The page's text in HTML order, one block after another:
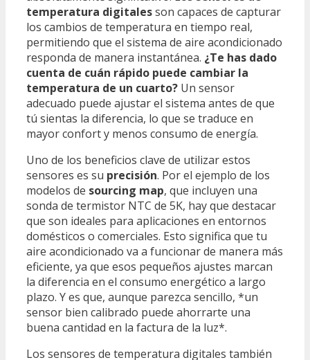
temperatura digitalesson capaces de capturar
los cambios de temperatura en tiempo real,
permitiendo que el sistema de aire acondicionado
responda de manera instantánea. ¿Te has dado
cuenta de cuán rápido puede cambiar la
temperatura de un cuarto? Un sensor
adecuado puede ajustar el sistema antes de que
tú sientas la diferencia, lo que se traduce en
mayor confort y menos consumo de energía.
Uno de los beneficios clave de utilizar estos
sensores es su precisión. Por el ejemplo de los
modelos de sourcing map, que incluyen una
sonda de termistor NTC de 5K, hay que destacar
que son ideales para aplicaciones en entornos
domésticos o comerciales. Esto significa que tu
aire acondicionado va a funcionar de manera más
eficiente, ya que esos pequeños ajustes marcan
la diferencia en el consumo energético a largo
plazo. Y es que, aunque parezca sencillo, *un
sensor bien calibrado puede ahorrarte una
buena cantidad en la factura de la luz*.
Los sensores de temperatura digitales también